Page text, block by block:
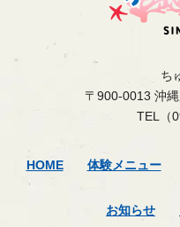
ち
〒900-0013 沖
TEL（
HOME 体験メニュー
お知らせ